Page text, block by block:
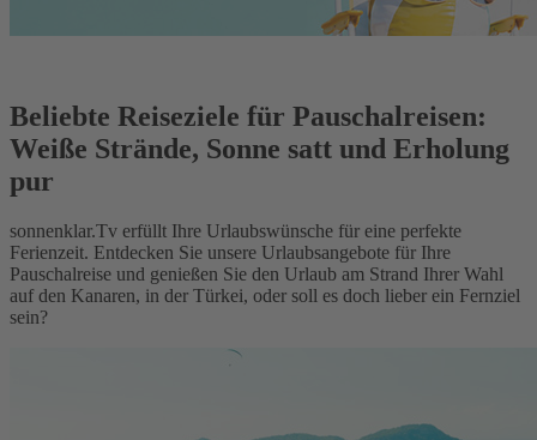
Beliebte Reiseziele für Pauschalreisen:
Weiße Strände, Sonne satt und Erholung
pur
sonnenklar.Tv erfüllt Ihre Urlaubswünsche für eine perfekte
Ferienzeit. Entdecken Sie unsere Urlaubsangebote für Ihre
Pauschalreise und genießen Sie den Urlaub am Strand Ihrer Wahl
auf den Kanaren, in der Türkei, oder soll es doch lieber ein Fernziel
sein?